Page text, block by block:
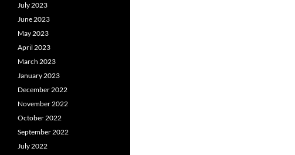
July 2023
June 2023
May 2023
April 2023
March 2023
January 2023
December 2022
November 2022
October 2022
September 2022
July 2022